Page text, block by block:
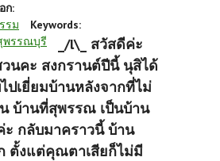
ก:
รม
Keywords:
พรรณบุรี
_/l\_ สวัสดีค่ะ
นคะ สงกรานต์ปีนี้ นุสิได้
ปเยี่ยมบ้านหลังจากที่ไม่
บ้านที่สุพรรณ เป็นบ้าน
กลับมาคราวนี้ บ้าน
ตั้งแต่คุณตาเสียก็ไม่มี